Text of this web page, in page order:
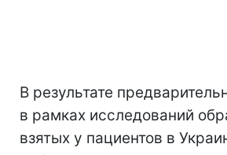
В результате
в рамках исследований
взятых у пациентов в